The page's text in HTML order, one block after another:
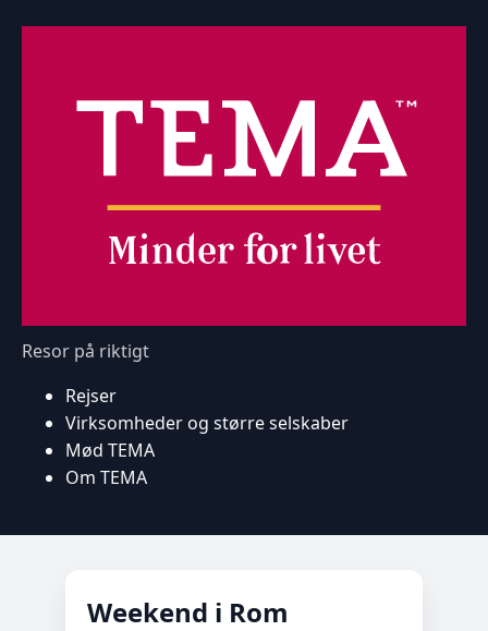
Resor på riktigt
Rejser
Virksomheder og større selskaber
Mød TEMA
Om TEMA
Weekend i Rom